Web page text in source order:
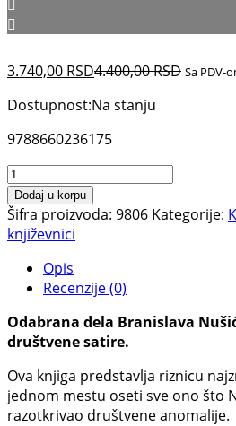
3.740,00 RSD4.400,00RSD Sa PDV-
Dostupnost:Na stanju
9788660236175
Odabrana
dela
Branislava
Nušića
Dodaj u korpu
Šifra proizvoda: 9806 Kategorije:
književnici
Opis
Recenzije (0)
Odabrana dela Branislava
društvene satire.
Ova knjiga predstavlja riznicu
jednom mestu oseti sve ono što
razotkrivao društvene anomalije.